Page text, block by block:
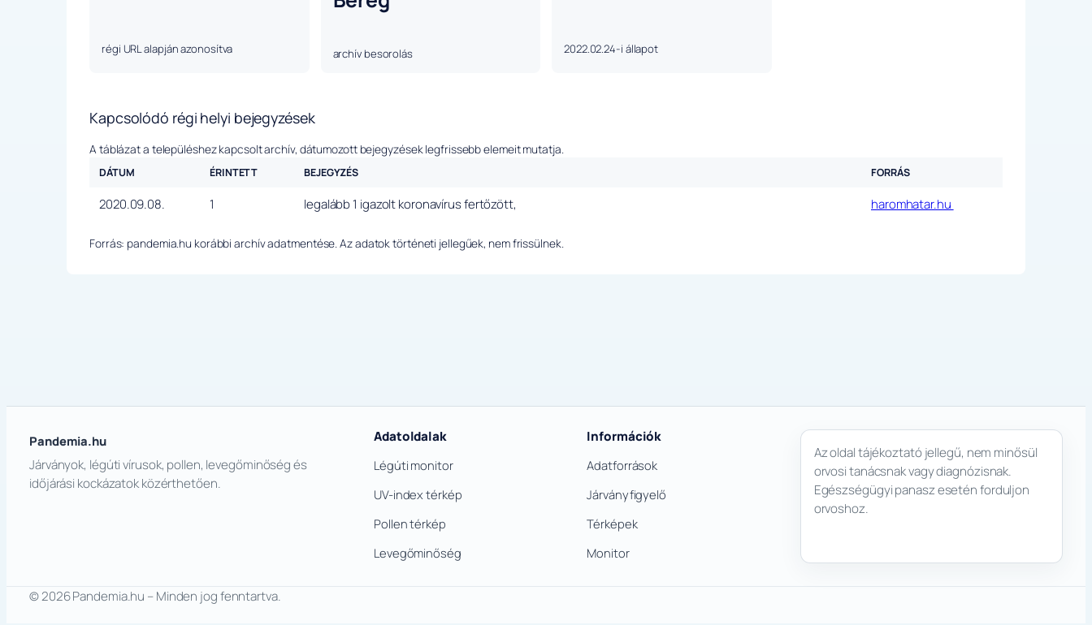
régi URL alapján azonosítva archív besorolás 2022.02.24-i állapot
Kapcsolódó régi helyi bejegyzések
A táblázat a településhez kapcsolt archív, dátumozott bejegyzések legfrissebb elemeit mutatja.
DÁTUM ÉRINTETT BEJEGYZÉS FORRÁS
2020.09.08. 1 legalább 1 igazolt koronavírus fertőzött, haromhatar.hu
Forrás: pandemia.hu korábbi archív adatmentése. Az adatok történeti jellegűek, nem frissülnek.
Pandemia.hu
Járványok, légúti vírusok, pollen, levegőminőség és
időjárási kockázatok közérthetően.
Adatoldalak
Légúti monitor
UV-index térkép
Pollen térkép
Levegőminőség
Információk
Adatforrások
Járványfigyelő
Térképek
Monitor
Az oldal tájékoztató jellegű, nem minősül
orvosi tanácsnak vagy diagnózisnak.
Egészségügyi panasz esetén forduljon
orvoshoz.
© 2026 Pandemia.hu – Minden jog fenntartva.